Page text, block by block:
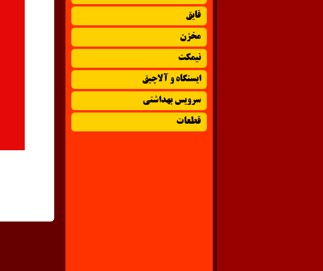
قایق
مخزن
نیمکت
ایستگاه و آلاچیق
سرویس بهداشتی
قطعات